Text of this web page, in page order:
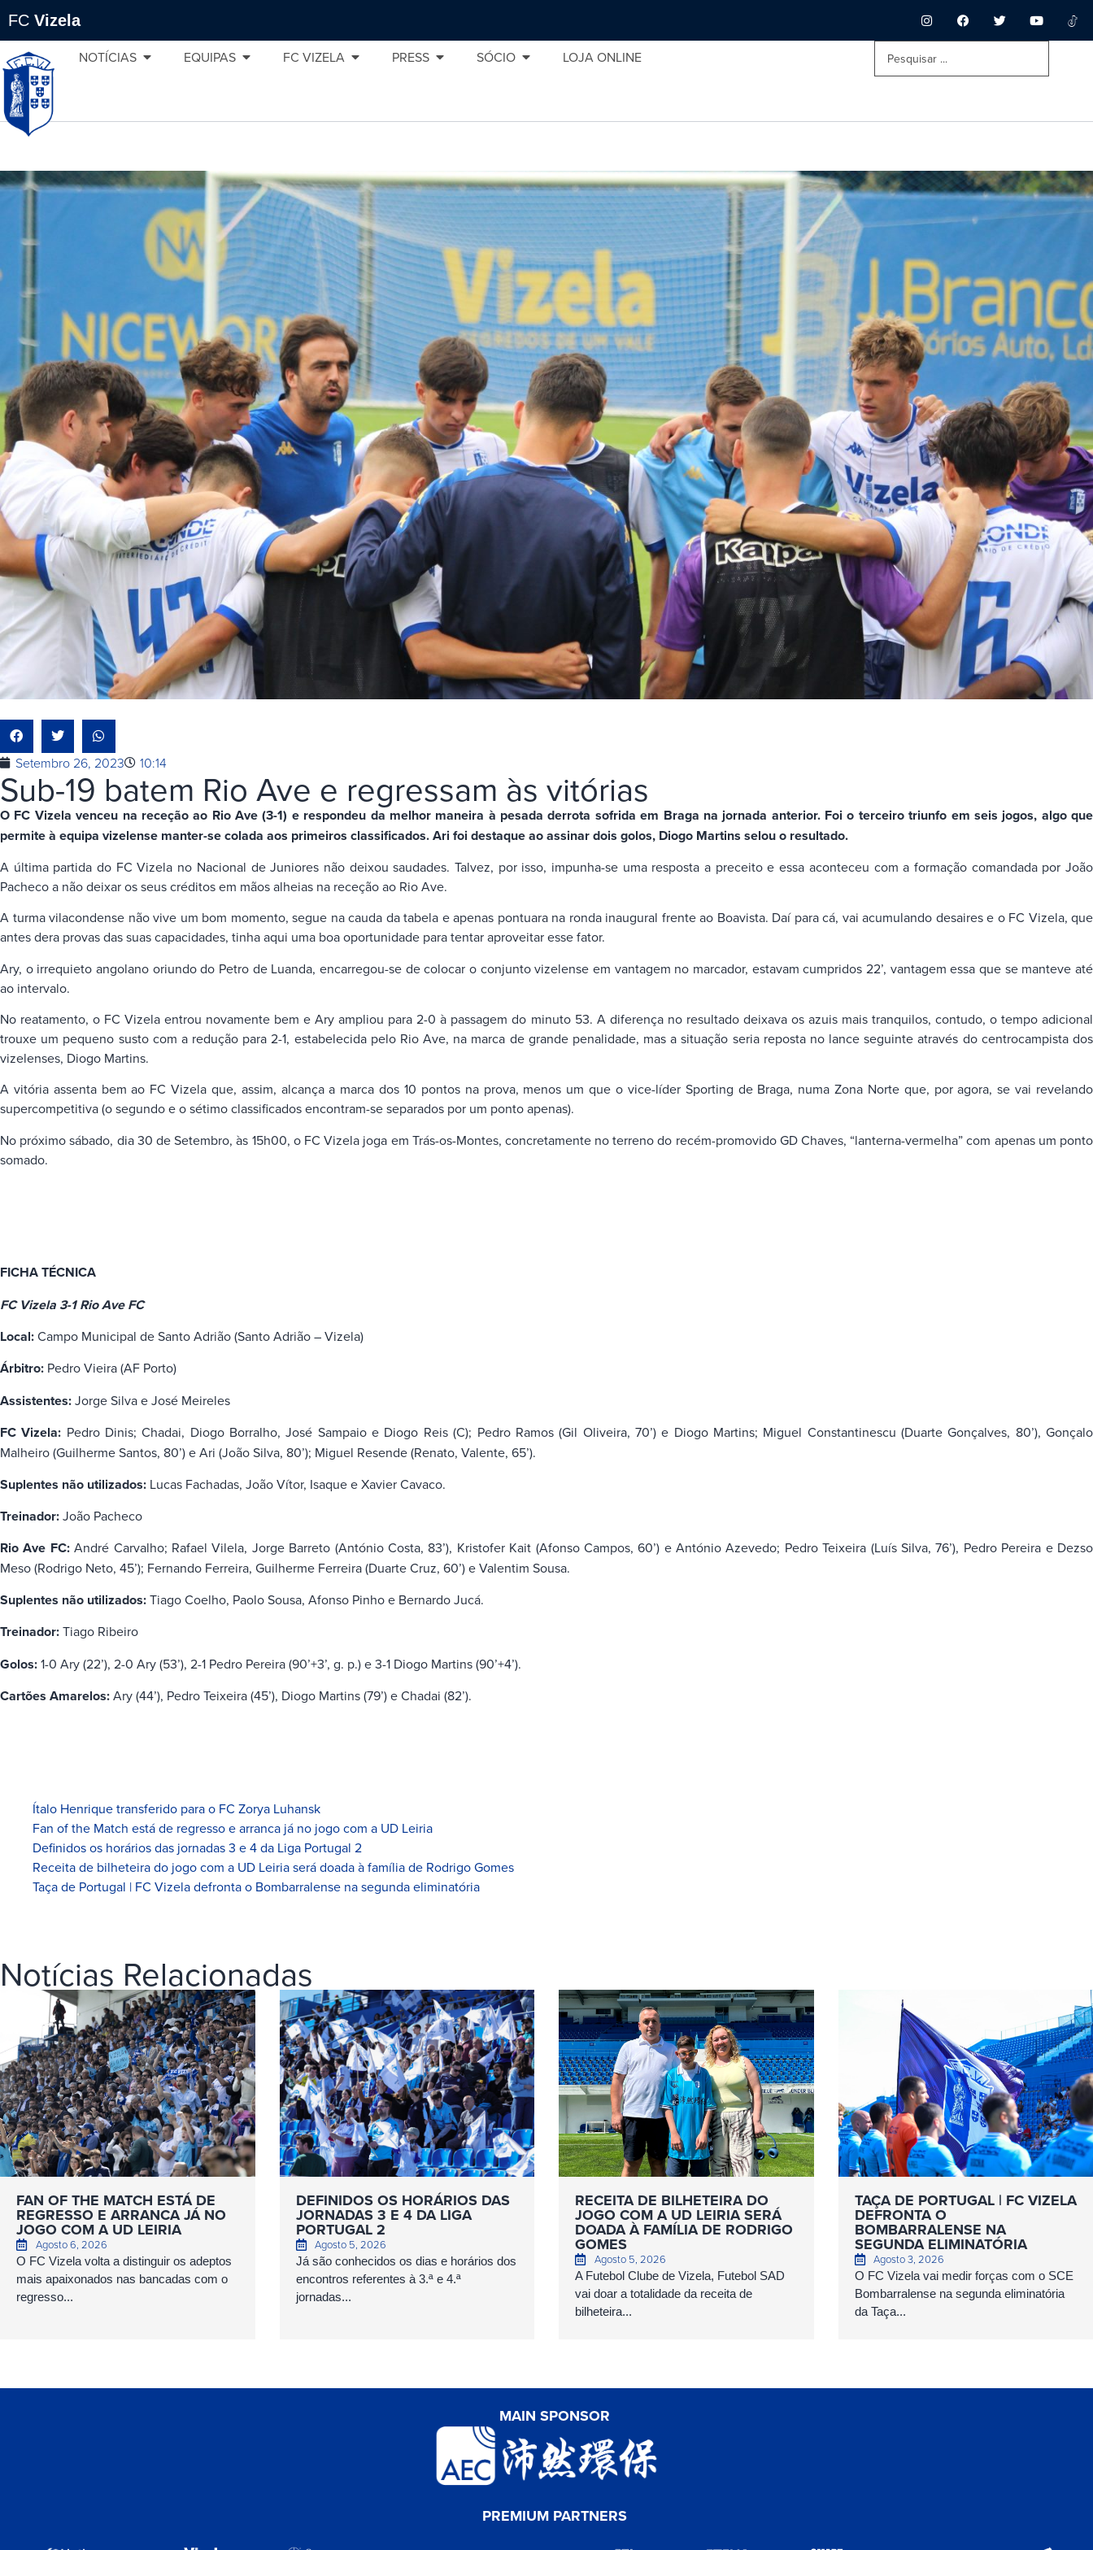
FC Vizela
NOTÍCIAS EQUIPAS FC VIZELA PRESS SÓCIO LOJA ONLINE
Setembro 26, 2023 10:14
Sub-19 batem Rio Ave e regressam às vitórias
O FC Vizela venceu na receção ao Rio Ave (3-1) e respondeu da melhor maneira à pesada derrota sofrida em Braga na jornada anterior. Foi o terceiro triunfo em seis jogos, algo que
permite à equipa vizelense manter-se colada aos primeiros classificados. Ari foi destaque ao assinar dois golos, Diogo Martins selou o resultado.
A última partida do FC Vizela no Nacional de Juniores não deixou saudades. Talvez, por isso, impunha-se uma resposta a preceito e essa aconteceu com a formação comandada por João
Pacheco a não deixar os seus créditos em mãos alheias na receção ao Rio Ave.
A turma vilacondense não vive um bom momento, segue na cauda da tabela e apenas pontuara na ronda inaugural frente ao Boavista. Daí para cá, vai acumulando desaires e o FC Vizela, que
antes dera provas das suas capacidades, tinha aqui uma boa oportunidade para tentar aproveitar esse fator.
Ary, o irrequieto angolano oriundo do Petro de Luanda, encarregou-se de colocar o conjunto vizelense em vantagem no marcador, estavam cumpridos 22’, vantagem essa que se manteve até
ao intervalo.
No reatamento, o FC Vizela entrou novamente bem e Ary ampliou para 2-0 à passagem do minuto 53. A diferença no resultado deixava os azuis mais tranquilos, contudo, o tempo adicional
trouxe um pequeno susto com a redução para 2-1, estabelecida pelo Rio Ave, na marca de grande penalidade, mas a situação seria reposta no lance seguinte através do centrocampista dos
vizelenses, Diogo Martins.
A vitória assenta bem ao FC Vizela que, assim, alcança a marca dos 10 pontos na prova, menos um que o vice-líder Sporting de Braga, numa Zona Norte que, por agora, se vai revelando
supercompetitiva (o segundo e o sétimo classificados encontram-se separados por um ponto apenas).
No próximo sábado, dia 30 de Setembro, às 15h00, o FC Vizela joga em Trás-os-Montes, concretamente no terreno do recém-promovido GD Chaves, “lanterna-vermelha” com apenas um ponto
somado.
FICHA TÉCNICA
FC Vizela 3-1 Rio Ave FC
Local:Campo Municipal de Santo Adrião (Santo Adrião – Vizela)
Árbitro: Pedro Vieira (AF Porto)
Assistentes:Jorge Silva e José Meireles
FC Vizela: Pedro Dinis; Chadai, Diogo Borralho, José Sampaio e Diogo Reis (C); Pedro Ramos (Gil Oliveira, 70’) e Diogo Martins; Miguel Constantinescu (Duarte Gonçalves, 80’), Gonçalo
Malheiro (Guilherme Santos, 80’) e Ari (João Silva, 80’); Miguel Resende (Renato, Valente, 65’).
Suplentes não utilizados: Lucas Fachadas, João Vítor, Isaque e Xavier Cavaco.
Treinador:João Pacheco
Rio Ave FC:André Carvalho; Rafael Vilela, Jorge Barreto (António Costa, 83’), Kristofer Kait (Afonso Campos, 60’) e António Azevedo; Pedro Teixeira (Luís Silva, 76’), Pedro Pereira e Dezso
Meso (Rodrigo Neto, 45’); Fernando Ferreira, Guilherme Ferreira (Duarte Cruz, 60’) e Valentim Sousa.
Suplentes não utilizados:Tiago Coelho, Paolo Sousa, Afonso Pinho e Bernardo Jucá.
Treinador:Tiago Ribeiro
Golos:1-0 Ary (22’), 2-0 Ary (53’), 2-1 Pedro Pereira (90’+3’, g. p.) e 3-1 Diogo Martins (90’+4’).
Cartões Amarelos:Ary (44’), Pedro Teixeira (45’), Diogo Martins (79’) e Chadai (82’).
Ítalo Henrique transferido para o FC Zorya Luhansk
Fan of the Match está de regresso e arranca já no jogo com a UD Leiria
Definidos os horários das jornadas 3 e 4 da Liga Portugal 2
Receita de bilheteira do jogo com a UD Leiria será doada à família de Rodrigo Gomes
Taça de Portugal | FC Vizela defronta o Bombarralense na segunda eliminatória
Notícias Relacionadas
FAN OF THE MATCH ESTÁ DE
REGRESSO E ARRANCA JÁ NO
JOGO COM A UD LEIRIA
Agosto 6, 2026
O FC Vizela volta a distinguir os adeptos
mais apaixonados nas bancadas com o
regresso...
DEFINIDOS OS HORÁRIOS DAS
JORNADAS 3 E 4 DA LIGA
PORTUGAL 2
Agosto 5, 2026
Já são conhecidos os dias e horários dos
encontros referentes à 3.ª e 4.ª
jornadas...
RECEITA DE BILHETEIRA DO
JOGO COM A UD LEIRIA SERÁ
DOADA À FAMÍLIA DE RODRIGO
GOMES
Agosto 5, 2026
A Futebol Clube de Vizela, Futebol SAD
vai doar a totalidade da receita de
bilheteira...
TAÇA DE PORTUGAL | FC VIZELA
DEFRONTA O
BOMBARRALENSE NA
SEGUNDA ELIMINATÓRIA
Agosto 3, 2026
O FC Vizela vai medir forças com o SCE
Bombarralense na segunda eliminatória
da Taça...
MAIN SPONSOR
PREMIUM PARTNERS